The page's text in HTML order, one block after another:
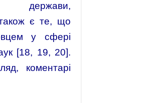
держави,
є те, що
у сфері
[18, 19, 20].
коментарі